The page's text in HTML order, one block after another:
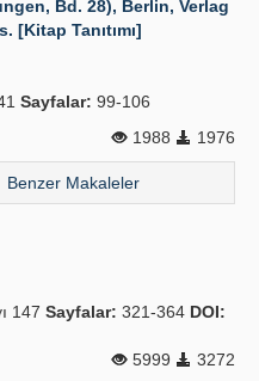
Bd. 28), Berlin, Verlag
[Kitap Tanıtımı]
Sayfalar: 99-106
1988
1976
Benzer Makaleler
147 Sayfalar: 321-364 DOI:
5999
3272